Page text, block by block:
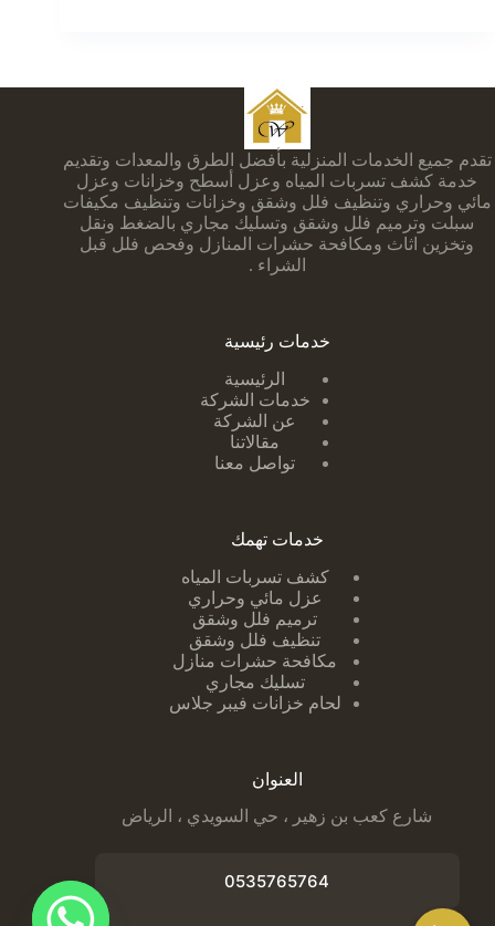
تقدم جميع الخدمات المنزلية بأفضل الطرق والمعدات وتقديم
خدمة كشف تسربات المياه وعزل أسطح وخزانات وعزل
مائي وحراري وتنظيف فلل وشقق وخزانات وتنظيف مكيفات
سبلت وترميم فلل وشقق وتسليك مجاري بالضغط ونقل
وتخزين اثاث ومكافحة حشرات المنازل وفحص فلل قبل
الشراء .
خدمات رئيسية
الرئيسية
خدمات الشركة
عن الشركة
مقالاتنا
تواصل معنا
خدمات تهمك
كشف تسربات ا لمياه
عزل مائي وحراري
ترميم فلل وشقق
تنظيف فلل وشقق
مكافحة حشرات منازل
تسليك مجاري
لحام خزانات فيبر جلاس
العنوان
شارع كعب بن زهير ، حي السويدي ، الرياض
0535765764